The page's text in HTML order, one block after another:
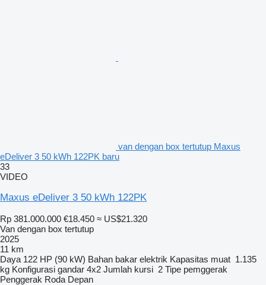
van dengan box tertutup Maxus
eDeliver 3 50 kWh 122PK baru
33
VIDEO
Maxus eDeliver 3 50 kWh 122PK
Rp 381.000.000 €18.450 ≈ US$21.320
Van dengan box tertutup
2025
11 km
Daya 122 HP (90 kW) Bahan bakar elektrik Kapasitas muat 1.135
kg Konfigurasi gandar 4x2 Jumlah kursi 2 Tipe pemggerak
Penggerak Roda Depan